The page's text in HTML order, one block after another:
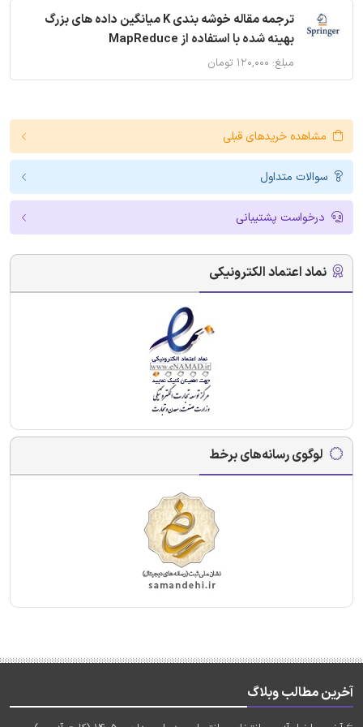
ترجمه مقاله خوشه بندی K میانگین داده های بزرگ
بهینه شده با استفاده از MapReduce
مبلغ: ۱۲۰,۰۰۰ تومان
مشاهده خریدهای قبلی
سوالات متداول
درخواست پشتیبانی
نماد اعتماد الکترونیکی
لوگوی رسانه‌های برخط
آخرین مطالب وبلاگ